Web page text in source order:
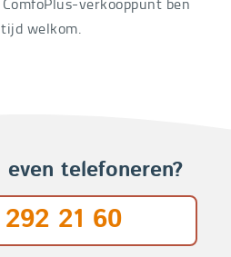
welkom.
even telefoneren?
21 60